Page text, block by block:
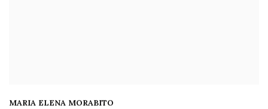
MARIA ELENA MORABITO